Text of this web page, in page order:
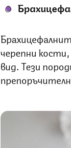
черепни
вид. Тези